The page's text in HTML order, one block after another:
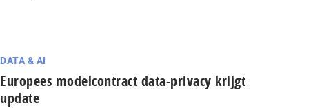
DATA & AI
Europees modelcontract data-privacy krijgt
update